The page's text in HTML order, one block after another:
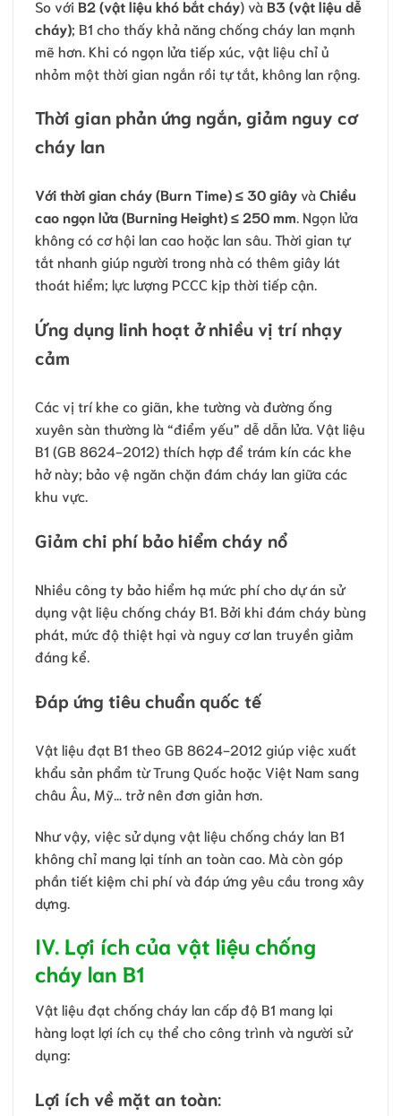
So với B2 (vật liệu khó bắt cháy) và B3 (vật liệu dễ
cháy); B1 cho thấy khả năng chống cháy lan mạnh
mẽ hơn. Khi có ngọn lửa tiếp xúc, vật liệu chỉ ủ
nhỏm một thời gian ngắn rồi tự tắt, không lan rộng.
Thời gian phản ứng ngắn, giảm nguy cơ
cháy lan
Với thời gian cháy (Burn Time) ≤ 30 giâyvàChiều
cao ngọn lửa (Burning Height) ≤ 250 mm. Ngọn lửa
không có cơ hội lan cao hoặc lan sâu. Thời gian tự
tắt nhanh giúp người trong nhà có thêm giây lát
thoát hiểm; lực lượng PCCC kịp thời tiếp cận.
Ứng dụng linh hoạt ở nhiều vị trí nhạy
cảm
Các vị trí khe co giãn, khe tường và đường ống
xuyên sàn thường là “điểm yếu” dễ dẫn lửa. Vật liệu
B1 (GB 8624-2012) thích hợp để trám kín các khe
hở này; bảo vệ ngăn chặn đám cháy lan giữa các
khu vực.
Giảm chi phí bảo hiểm cháy nổ
Nhiều công ty bảo hiểm hạ mức phí cho dự án sử
dụng vật liệu chống cháy B1. Bởi khi đám cháy bùng
phát, mức độ thiệt hại và nguy cơ lan truyền giảm
đáng kể.
Đáp ứng tiêu chuẩn quốc tế
Vật liệu đạt B1 theo GB 8624-2012 giúp việc xuất
khẩu sản phẩm từ Trung Quốc hoặc Việt Nam sang
châu Âu, Mỹ… trở nên đơn giản hơn.
Như vậy, việc sử dụng vật liệu chống cháy lan B1
không chỉ mang lại tính an toàn cao. Mà còn góp
phần tiết kiệm chi phí và đáp ứng yêu cầu trong xây
dựng.
IV. Lợi ích của vật liệu chống
cháy lan B1
Vật liệu đạt chống cháy lan cấp độ B1 mang lại
hàng loạt lợi ích cụ thể cho công trình và người sử
dụng:
Lợi ích về mặt an toàn: